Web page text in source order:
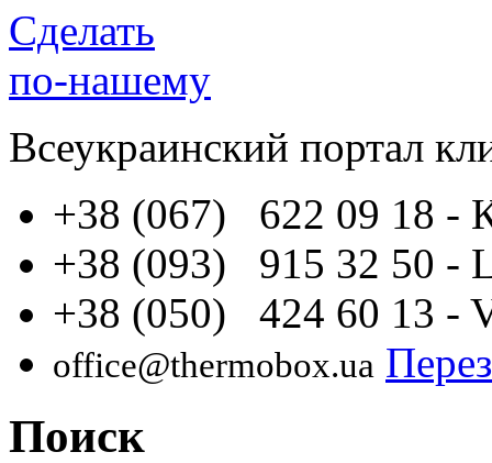
Сделать
по-нашему
Всеукраинский портал
+38 (067) 622 09 18 -
+38 (093) 915 32 50 -
+38 (050) 424 60 13 -
office@thermobox.ua
Поиск